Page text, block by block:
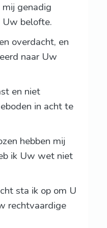
genadig
Uw belofte.
overdacht, en
naar Uw
en niet
in acht te
hebben mij
ik Uw wet niet
sta ik op om U
rechtvaardige